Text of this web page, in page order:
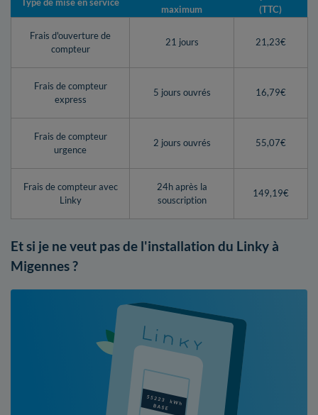
maximum
(TTC)
Frais d'ouverture de
compteur
21 jours 21,23€
Frais de compteur
express
5 jours ouvrés 16,79€
Frais de compteur
urgence
2 jours ouvrés 55,07€
Frais de compteur avec
Linky
24h après la
souscription
149,19€
Et si je ne veut pas de l'installation du Linky à
Migennes ?